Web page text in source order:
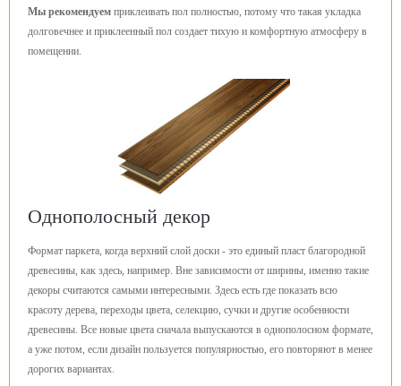
Мы рекомендуем приклеивать пол полностью, потому что такая укладка
долговечнее и приклеенный пол создает тихую и комфортную атмосферу в
помещении.
Однополосный декор
Формат паркета, когда верхний слой доски - это единый пласт благородной
древесины, как здесь, например. Вне зависимости от ширины, именно такие
декоры считаются самыми интересными. Здесь есть где показать всю
красоту дерева, переходы цвета, селекцию, сучки и другие особенности
древесины. Все новые цвета сначала выпускаются в однополосном формате,
а уже потом, если дизайн пользуется популярностью, его повторяют в менее
дорогих вариантах.